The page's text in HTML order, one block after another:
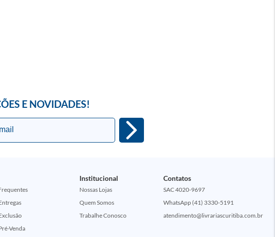
E NOVIDADES!
Venda
Institucional
Nossas Lojas
Quem Somos
Trabalhe Conosco
Contatos
SAC 4020-9697
WhatsApp (41) 3330-5191
atendimento@livrariascuritiba.com.br